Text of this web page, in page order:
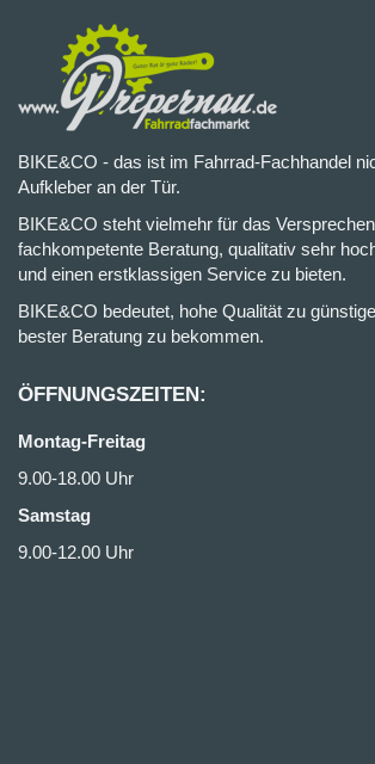
BIKE&CO - das ist im Fahrrad-Fachhandel
Aufkleber an der Tür.
BIKE&CO steht vielmehr für das
fachkompetente Beratung, qualitativ sehr
und einen erstklassigen Service zu bieten.
BIKE&CO bedeutet, hohe Qualität zu
bester Beratung zu bekommen.
ÖFFNUNGSZEITEN:
Montag-Freitag
9.00-18.00 Uhr
Samstag
9.00-12.00 Uhr